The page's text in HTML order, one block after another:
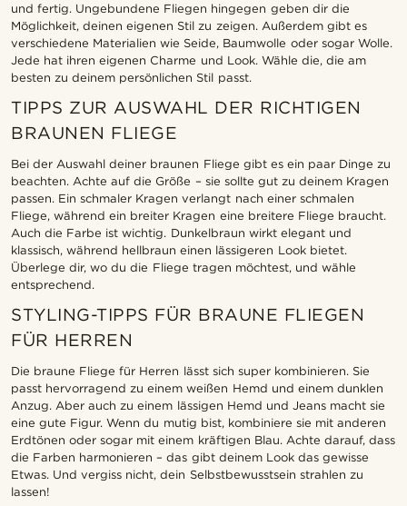
und fertig. Ungebundene Fliegen hingegen geben dir die
Möglichkeit, deinen eigenen Stil zu zeigen. Außerdem gibt es
verschiedene Materialien wie Seide, Baumwolle oder sogar Wolle.
Jede hat ihren eigenen Charme und Look. Wähle die, die am
besten zu deinem persönlichen Stil passt.
TIPPS ZUR AUSWAHL DER RICHTIGEN
BRAUNEN FLIEGE
Bei der Auswahl deiner braunen Fliege gibt es ein paar Dinge zu
beachten. Achte auf die Größe – sie sollte gut zu deinem Kragen
passen. Ein schmaler Kragen verlangt nach einer schmalen
Fliege, während ein breiter Kragen eine breitere Fliege braucht.
Auch die Farbe ist wichtig. Dunkelbraun wirkt elegant und
klassisch, während hellbraun einen lässigeren Look bietet.
Überlege dir, wo du die Fliege tragen möchtest, und wähle
entsprechend.
STYLING-TIPPS FÜR BRAUNE FLIEGEN
FÜR HERREN
Die braune Fliege für Herren lässt sich super kombinieren. Sie
passt hervorragend zu einem weißen Hemd und einem dunklen
Anzug. Aber auch zu einem lässigen Hemd und Jeans macht sie
eine gute Figur. Wenn du mutig bist, kombiniere sie mit anderen
Erdtönen oder sogar mit einem kräftigen Blau. Achte darauf, dass
die Farben harmonieren – das gibt deinem Look das gewisse
Etwas. Und vergiss nicht, dein Selbstbewusstsein strahlen zu
lassen!